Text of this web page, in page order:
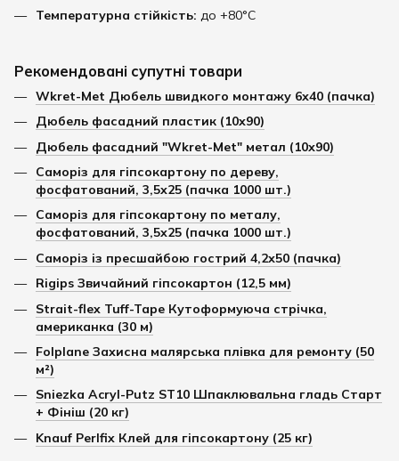
Температурна стійкість: до +80°C
Рекомендовані супутні товари
Wkret-Met Дюбель швидкого монтажу 6х40 (пачка)
Дюбель фасадний пластик (10х90)
Дюбель фасадний "Wkret-Met" метал (10х90)
Саморіз для гіпсокартону по дереву,
фосфатований, 3,5х25 (пачка 1000 шт.)
Саморіз для гіпсокартону по металу,
фосфатований, 3,5х25 (пачка 1000 шт.)
Саморіз із пресшайбою гострий 4,2х50 (пачка)
Rigips Звичайний гіпсокартон (12,5 мм)
Strait-flex Tuff-Tape Кутоформуюча стрічка,
американка (30 м)
Folplane Захисна малярська плівка для ремонту (50
м²)
Sniezka Acryl-Putz ST10 Шпаклювальна гладь Старт
+ Фініш (20 кг)
Knauf Perlfix Клей для гіпсокартону (25 кг)